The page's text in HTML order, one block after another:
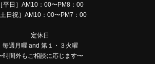
［平日］AM10：00〜PM8：00
土日祝］AM10：00〜PM7：00
定休日
毎週月曜 and 第１・３火曜
時間外もご相談に応じます〜